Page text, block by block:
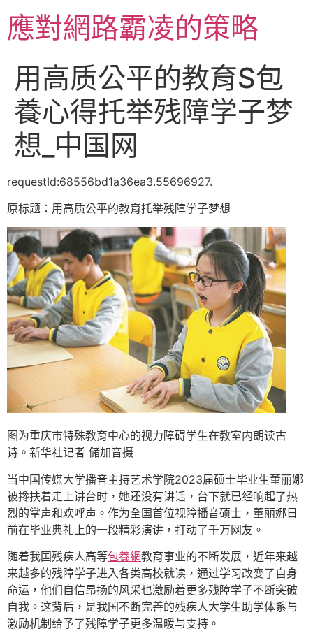
主應對網路霸凌的策略
用高质公平的教育S包
養心得托举残障学子梦
想_中国网
requestId:68556bd1a36ea3.55696927.
原标题：用高质公平的教育托举残障学子梦想
图为重庆市特殊教育中心的视力障碍学生在教室内朗读古
诗。新华社记者 储加音摄
当中国传媒大学播音主持艺术学院2023届硕士毕业生董丽娜
被搀扶着走上讲台时，她还没有讲话，台下就已经响起了热
烈的掌声和欢呼声。作为全国首位视障播音硕士，董丽娜日
前在毕业典礼上的一段精彩演讲，打动了千万网友。
随着我国残疾人高等包養網教育事业的不断发展，近年来越
来越多的残障学子进入各类高校就读，通过学习改变了自身
命运，他们自信昂扬的风采也激励着更多残障学子不断突破
自我。这背后，是我国不断完善的残疾人大学生助学体系与
激励机制给予了残障学子更多温暖与支持。